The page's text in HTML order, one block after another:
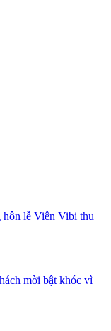
hôn lễ Viên Vibi thu
mời bật khóc vì